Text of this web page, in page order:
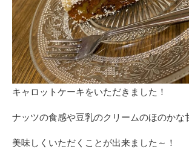
キャロットケーキをいただきました！
ナッツの食感や豆乳のクリームのほのかな
美味しくいただくことが出来ました～！